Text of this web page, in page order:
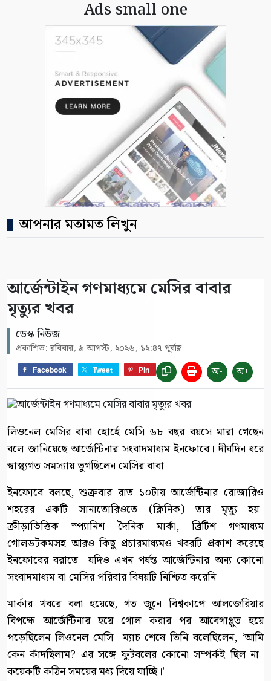
Ads small one
আপনার মতামত লিখুন
আর্জেন্টাইন গণমাধ্যমে মেসির বাবার
মৃত্যুর খবর
ডেস্ক নিউজ
প্রকাশিত: রবিবার, ৯ আগস্ট, ২০২৬, ১২:৪৭ পূর্বাহ্ণ
Facebook Tweet Pin অ- অ+
লিওনেল মেসির বাবা হোর্হে মেসি ৬৮ বছর বয়সে মারা গেছেন
বলে জানিয়েছে আর্জেন্টিনার সংবাদমাধ্যম ইনফোবে। দীর্ঘদিন ধরে
স্বাস্থ্যগত সমস্যায় ভুগছিলেন মেসির বাবা।
ইনফোবে বলছে, শুক্রবার রাত ১০টায় আর্জেন্টিনার রোজারিও
শহরের একটি সানাতোরিওতে (ক্লিনিক) তার মৃত্যু হয়।
ক্রীড়াভিত্তিক স্প্যানিশ দৈনিক মার্কা, ব্রিটিশ গণমাধ্যম
গোলডটকমসহ আরও কিছু প্রচারমাধ্যমও খবরটি প্রকাশ করেছে
ইনফোবের বরাতে। যদিও এখন পর্যন্ত আর্জেন্টিনার অন্য কোনো
সংবাদমাধ্যম বা মেসির পরিবার বিষয়টি নিশ্চিত করেনি।
মার্কার খবরে বলা হয়েছে, গত জুনে বিশ্বকাপে আলজেরিয়ার
বিপক্ষে আর্জেন্টিনার হয়ে গোল করার পর আবেগাপ্লুত হয়ে
পড়েছিলেন লিওনেল মেসি। ম্যাচ শেষে তিনি বলেছিলেন, ‘আমি
কেন কাঁদছিলাম? এর সঙ্গে ফুটবলের কোনো সম্পর্কই ছিল না।
কয়েকটি কঠিন সময়ের মধ্য দিয়ে যাচ্ছি।’